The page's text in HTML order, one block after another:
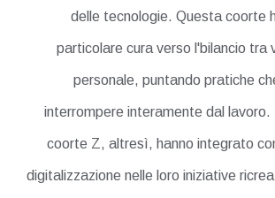
delle tecnologie. Questa coorte
particolare cura verso l'bilancio tra
personale, puntando pratiche
interrompere interamente dal lavoro.
coorte Z, altresì, hanno integrato
digitalizzazione nelle loro iniziative